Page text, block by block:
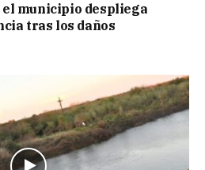
municipio despliega
tras los daños